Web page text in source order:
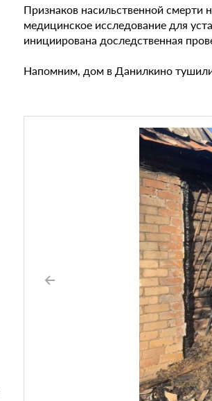
Признаков насильственной
медицинское исследование для
инициирована доследственная
Напомним, дом в Данилкино